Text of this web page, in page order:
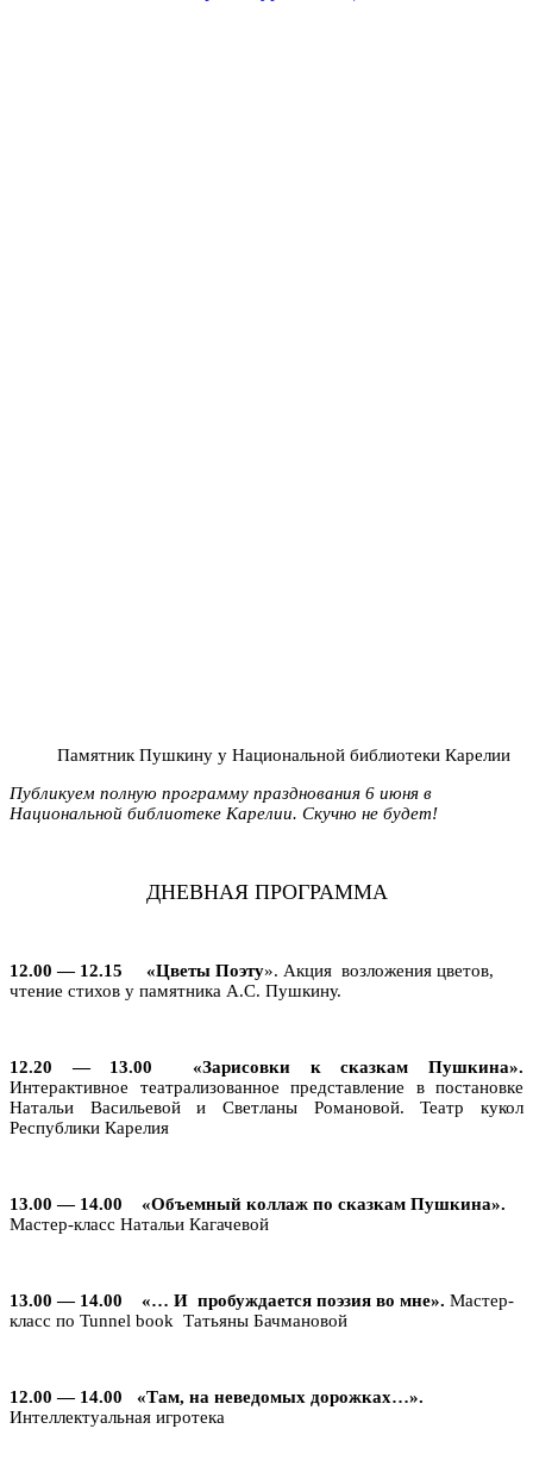
Памятник Пушкину у Национальной библиотеки Карелии
Публикуем полную программу празднования 6 июня в
Национальной библиотеке Карелии. Скучно не будет!
ДНЕВНАЯ ПРОГРАММА
12.00 — 12.15 «Цветы Поэту». Акция возложения цветов,
чтение стихов у памятника А.С. Пушкину.
12.20 — 13.00 «Зарисовки к сказкам Пушкина».
Интерактивное театрализованное представление в постановке
Натальи Васильевой и Светланы Романовой. Театр кукол
Республики Карелия
13.00 — 14.00 «Объемный коллаж по сказкам Пушкина».
Мастер-класс Натальи Кагачевой
13.00 — 14.00 «… И пробуждается поэзия во мне». Мастер-
класс по Tunnel book Татьяны Бачмановой
12.00 — 14.00 «Там, на неведомых дорожках…».
Интеллектуальная игротека